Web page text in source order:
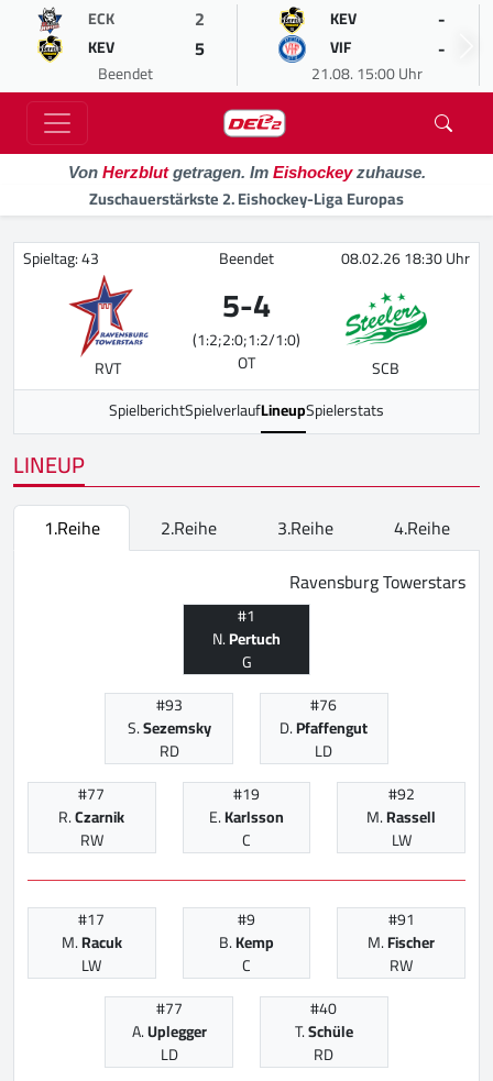
ECK 2
KEV 5
Beendet
KEV -
VIF -
21.08. 15:00 Uhr
Von Herzblutgetragen. Im Eishockeyzuhause.
Zuschauerstärkste 2. Eishockey-Liga Europas
Spieltag: 43 Beendet 08.02.26 18:30 Uhr
RVT
5-4
(1:2;2:0;1:2/1:0)
OT
SCB
SpielberichtSpielverlaufLineupSpielerstats
LINEUP
1.Reihe 2.Reihe 3.Reihe
4.Reihe
Ravensburg Towerstars
#1
N.Pertuch
G
#93
S.Sezemsky
RD
#76
D.Pfaffengut
LD
#77
R.Czarnik
RW
#19
E.Karlsson
C
#92
M.Rassell
LW
#17
M.Racuk
LW
#9
B.Kemp
C
#91
M.Fischer
RW
#77
A.Uplegger
LD
#40
T.Schüle
RD